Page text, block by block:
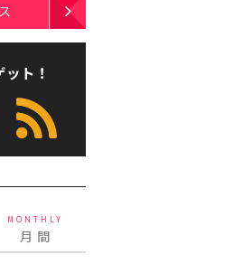
ト！
MONTHLY
月 間